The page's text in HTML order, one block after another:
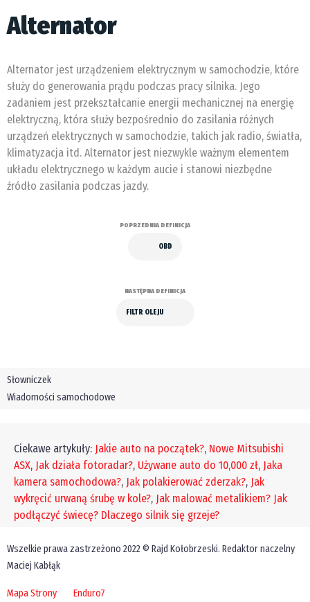
Alternator
Alternator jest urządzeniem elektrycznym w samochodzie, które
służy do generowania prądu podczas pracy silnika. Jego
zadaniem jest przekształcanie energii mechanicznej na energię
elektryczną, która służy bezpośrednio do zasilania różnych
urządzeń elektrycznych w samochodzie, takich jak radio, światła,
klimatyzacja itd. Alternator jest niezwykle ważnym elementem
układu elektrycznego w każdym aucie i stanowi niezbędne
źródło zasilania podczas jazdy.
POPRZEDNIA DEFINICJA
OBD
NASTĘPNA DEFINICJA
FILTR OLEJU
Słowniczek
Wiadomości samochodowe
Ciekawe artykuły: Jakie auto na początek?, Nowe Mitsubishi
ASX, Jak działa fotoradar?, Używane auto do 10,000 zł, Jaka
kamera samochodowa?, Jak polakierować zderzak?, Jak
wykręcić urwaną śrubę w kole?, Jak malować metalikiem? Jak
podłączyć świecę? Dlaczego silnik się grzeje?
Wszelkie prawa zastrzeżono 2022 © Rajd Kołobrzeski. Redaktor naczelny
Maciej Kabłąk
Mapa Strony Enduro7